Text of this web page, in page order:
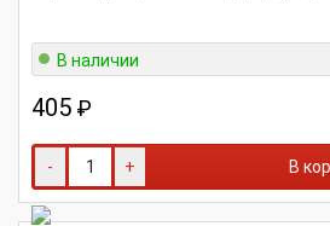
В наличии
405 ₽
- + В